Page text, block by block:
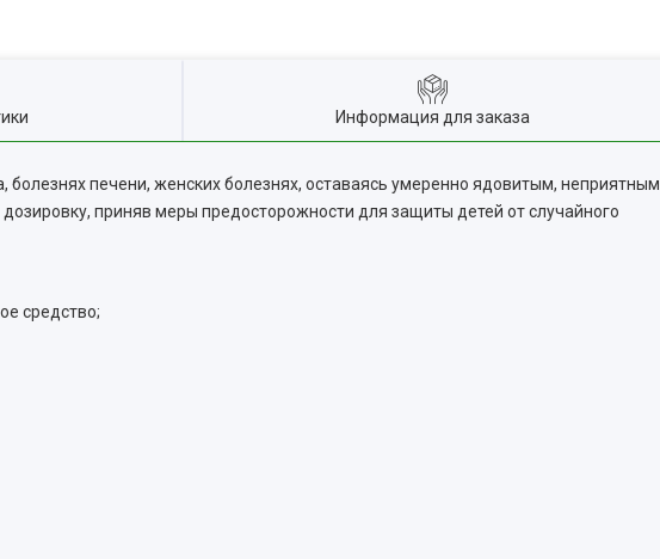
Информация для заказа
печени, женских болезнях, оставаясь умеренно ядовитым, неприятным
приняв меры предосторожности для защиты детей от случайного
средство;